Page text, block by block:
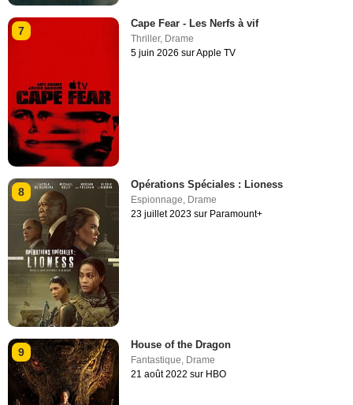
7
Cape Fear - Les Nerfs à vif
Thriller, Drame
5 juin 2026 sur Apple TV
8
Opérations Spéciales : Lioness
Espionnage Drame
23 juillet 2023 sur Paramount+
9
House of the Dragon
Fantastique, Drame
21 août 2022 sur HBO